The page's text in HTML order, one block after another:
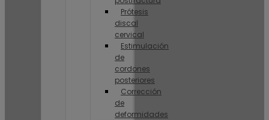
Prótesis
discal
cervical
Estimulación
de
cordones
posteriores
Corrección
de
deformidades